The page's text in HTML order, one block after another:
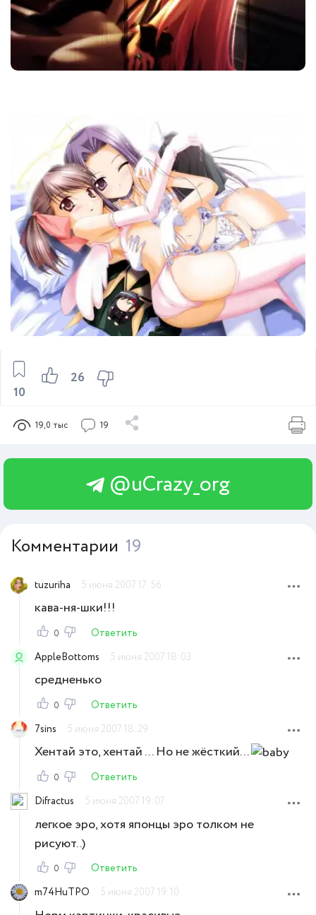
26
10
19,0 тыс 19
@uCrazy_org
Комментарии 19
tuzuriha 5 июня 2007 17:56
кава-ня-шки!!!
0
Ответить
AppleBottoms
5 июня 2007 18:03
средненько
0
Ответить
7sins
5 июня 2007 18:29
Хентай это, хентай ... Но не жёсткий...
0
Ответить
Difractus
5 июня 2007 19:07
легкое эро, хотя японцы эро толком не
рисуют..)
0
Ответить
m74HuTPO
5 июня 2007 19:10